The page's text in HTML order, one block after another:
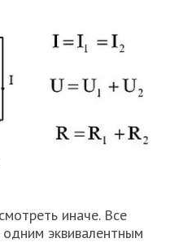
иначе. Все
эквивалентным